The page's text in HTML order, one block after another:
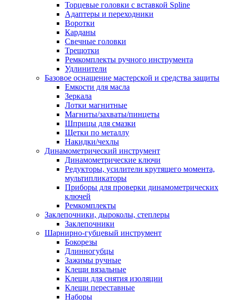
Торцевые головки с вставкой Spline
Адаптеры и переходники
Воротки
Карданы
Свечные головки
Трещотки
Ремкомплекты ручного инструмента
Удлинители
Базовое оснащение мастерской и средства защиты
Емкости для масла
Зеркала
Лотки магнитные
Магниты/захваты/пинцеты
Шприцы для смазки
Щетки по металлу
Накидки/чехлы
Динамометрический инструмент
Динамометрические ключи
Редукторы, усилители крутящего момента,
мультипликаторы
Приборы для проверки динамометрических
ключей
Ремкомплекты
Заклепочники, дыроколы, степлеры
Заклепочники
Шарнирно-губцевый инструмент
Бокорезы
Длинногубцы
Зажимы ручные
Клещи вязальные
Клещи для снятия изоляции
Клещи переставные
Наборы